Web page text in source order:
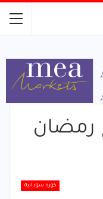
رمضان
كورة سودانية